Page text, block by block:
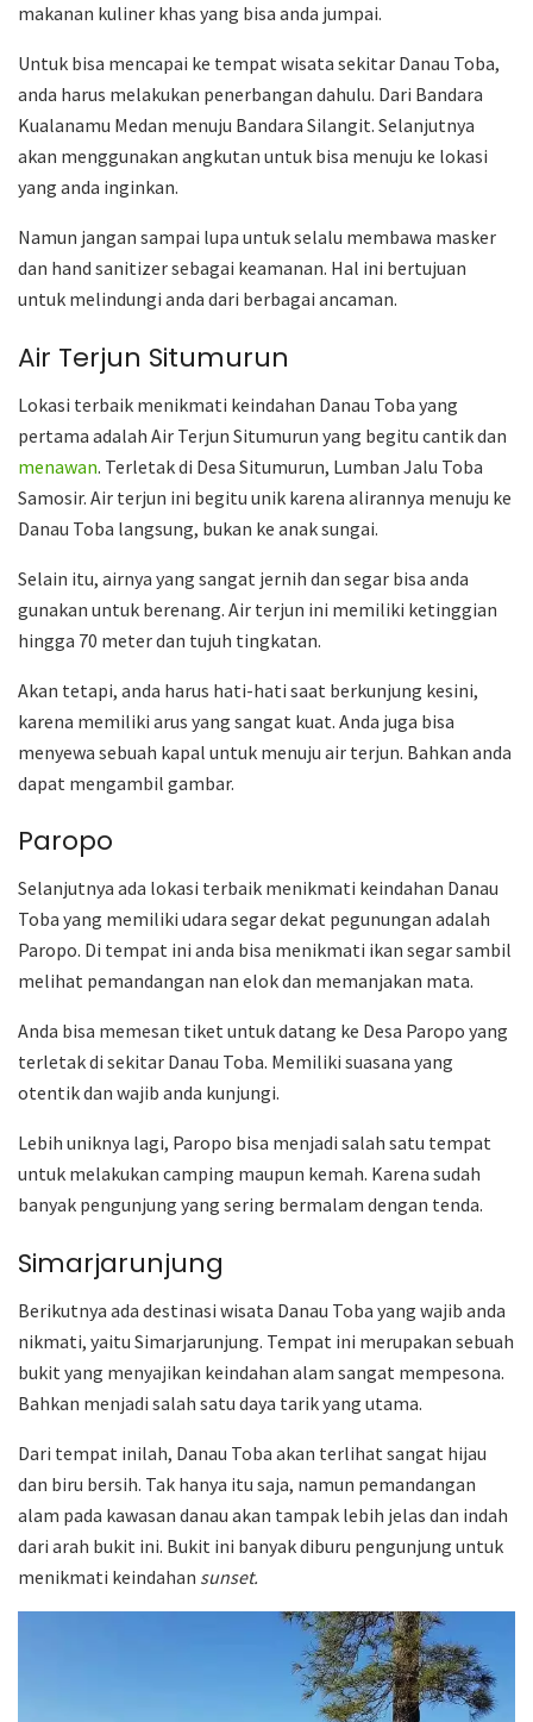
makanan kuliner khas yang bisa anda jumpai.
Untuk bisa mencapai ke tempat wisata sekitar Danau Toba,
anda harus melakukan penerbangan dahulu. Dari Bandara
Kualanamu Medan menuju Bandara Silangit. Selanjutnya
akan menggunakan angkutan untuk bisa menuju ke lokasi
yang anda inginkan.
Namun jangan sampai lupa untuk selalu membawa masker
dan hand sanitizer sebagai keamanan. Hal ini bertujuan
untuk melindungi anda dari berbagai ancaman.
Air Terjun Situmurun
Lokasi terbaik menikmati keindahan Danau Toba yang
pertama adalah Air Terjun Situmurun yang begitu cantik dan
menawan. Terletak di Desa Situmurun, Lumban Jalu Toba
Samosir. Air terjun ini begitu unik karena alirannya menuju ke
Danau Toba langsung, bukan ke anak sungai.
Selain itu, airnya yang sangat jernih dan segar bisa anda
gunakan untuk berenang. Air terjun ini memiliki ketinggian
hingga 70 meter dan tujuh tingkatan.
Akan tetapi, anda harus hati-hati saat berkunjung kesini,
karena memiliki arus yang sangat kuat. Anda juga bisa
menyewa sebuah kapal untuk menuju air terjun. Bahkan anda
dapat mengambil gambar.
Paropo
Selanjutnya ada lokasi terbaik menikmati keindahan Danau
Toba yang memiliki udara segar dekat pegunungan adalah
Paropo. Di tempat ini anda bisa menikmati ikan segar sambil
melihat pemandangan nan elok dan memanjakan mata.
Anda bisa memesan tiket untuk datang ke Desa Paropo yang
terletak di sekitar Danau Toba. Memiliki suasana yang
otentik dan wajib anda kunjungi.
Lebih uniknya lagi, Paropo bisa menjadi salah satu tempat
untuk melakukan camping maupun kemah. Karena sudah
banyak pengunjung yang sering bermalam dengan tenda.
Simarjarunjung
Berikutnya ada destinasi wisata Danau Toba yang wajib anda
nikmati, yaitu Simarjarunjung. Tempat ini merupakan sebuah
bukit yang menyajikan keindahan alam sangat mempesona.
Bahkan menjadi salah satu daya tarik yang utama.
Dari tempat inilah, Danau Toba akan terlihat sangat hijau
dan biru bersih. Tak hanya itu saja, namun pemandangan
alam pada kawasan danau akan tampak lebih jelas dan indah
dari arah bukit ini. Bukit ini banyak diburu pengunjung untuk
menikmati keindahan sunset.